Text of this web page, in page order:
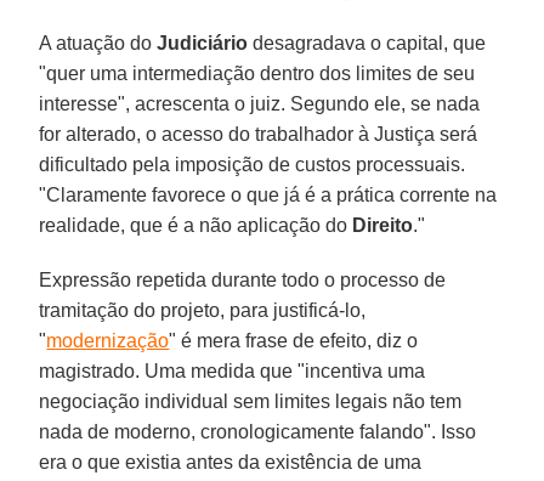
A atuação doJudiciário desagradava o capital, que
"quer uma intermediação dentro dos limites de seu
interesse", acrescenta o juiz. Segundo ele, se nada
for alterado, o acesso do trabalhador à Justiça será
dificultado pela imposição de custos processuais.
"Claramente favorece o que já é a prática corrente na
realidade, que é a não aplicação do Direito."
Expressão repetida durante todo o processo de
tramitação do projeto, para justificá-lo,
"modernização" é mera frase de efeito, diz o
magistrado. Uma medida que "incentiva uma
negociação individual sem limites legais não tem
nada de moderno, cronologicamente falando". Isso
era o que existia antes da existência de uma